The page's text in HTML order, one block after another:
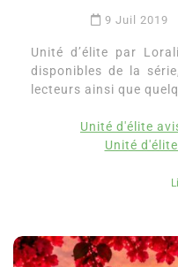
9 Juil 2019
Unité d’élite par
disponibles de la
lecteurs ainsi que
Unité d'élite
Unité